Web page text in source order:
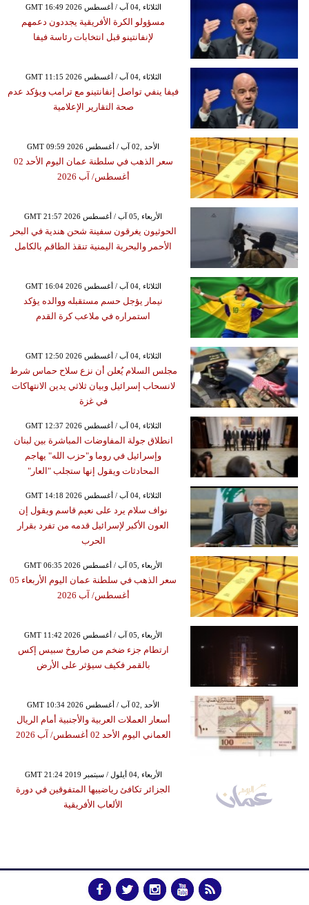
GMT 16:49 2026 الثلاثاء ,04 آب / أغسطس
مسؤولو الكرة الأفريقية يجددون دعمهم
لإنفانتينو قبل انتخابات رئاسة فيفا
GMT 11:15 2026 الثلاثاء ,04 آب / أغسطس
فيفا ينفي تواصل إنفانتينو مع ترامب ويؤكد عدم
صحة التقارير الإعلامية
GMT 09:59 2026 الأحد ,02 آب / أغسطس
سعر الذهب في سلطنة عمان اليوم الأحد 02
أغسطس/ آب 2026
GMT 21:57 2026 الأربعاء ,05 آب / أغسطس
الحوثيون يغرقون سفينة شحن هندية في البحر
الأحمر والبحرية اليمنية تنقذ الطاقم بالكامل
GMT 16:04 2026 الثلاثاء ,04 آب / أغسطس
نيمار يؤجل حسم مستقبله ووالده يؤكد
استمراره في ملاعب كرة القدم
GMT 12:50 2026 الثلاثاء ,04 آب / أغسطس
مجلس السلام يُعلن أن نزع سلاح حماس شرط
لانسحاب إسرائيل وبيان ثلاثي يدين الانتهاكات
في غزة
GMT 12:37 2026 الثلاثاء ,04 آب / أغسطس
انطلاق جولة المفاوضات المباشرة بين لبنان
وإسرائيل في روما و"حزب الله" يهاجم
المحادثات ويقول إنها ستجلب "العار"
GMT 14:18 2026 الثلاثاء ,04 آب / أغسطس
نواف سلام يرد على نعيم قاسم ويقول إن
العون الأكبر لإسرائيل قدمه من تفرد بقرار
الحرب
GMT 06:35 2026 الأربعاء ,05 آب / أغسطس
سعر الذهب في سلطنة عمان اليوم الأربعاء 05
أغسطس/ آب 2026
GMT 11:42 2026 الأربعاء ,05 آب / أغسطس
ارتطام جزء ضخم من صاروخ سبيس إكس
بالقمر فكيف سيؤثر على الأرض
GMT 10:34 2026 الأحد ,02 آب / أغسطس
أسعار العملات العربية والأجنبية أمام الريال
العماني اليوم الأحد 02 أغسطس/ آب 2026
GMT 21:24 2019 الأربعاء ,04 أيلول / سبتمبر
الجزائر تكافئ رياضييها المتفوقين في دورة
الألعاب الأفريقية